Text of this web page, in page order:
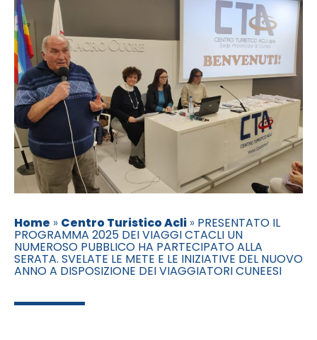
Home » Centro Turistico Acli » PRESENTATO IL
PROGRAMMA 2025 DEI VIAGGI CTACLI UN
NUMEROSO PUBBLICO HA PARTECIPATO ALLA
SERATA. SVELATE LE METE E LE INIZIATIVE DEL NUOVO
ANNO A DISPOSIZIONE DEI VIAGGIATORI CUNEESI